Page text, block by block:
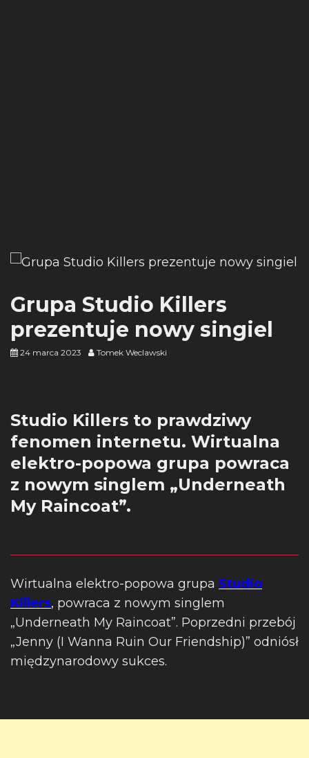
Grupa Studio Killers
prezentuje nowy singiel
24 marca 2023 Tomek Weclawski
Studio Killers to prawdziwy
fenomen internetu. Wirtualna
elektro-popowa grupa powraca
z nowym singlem „Underneath
My Raincoat”.
Wirtualna elektro-popowa grupa Studio
Killers, powraca z nowym singlem
„Underneath My Raincoat”. Poprzedni przebój
„Jenny (I Wanna Ruin Our Friendship)” odniósł
międzynarodowy sukces.